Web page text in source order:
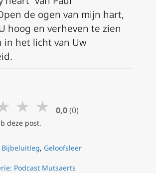
de ogen van mijn hart,
hoog en verheven te zien
in het licht van Uw
★ ★ 0,0 (0)
deze post.
Bijbeluitleg, Geloofsleer
Podcast Mutsaerts